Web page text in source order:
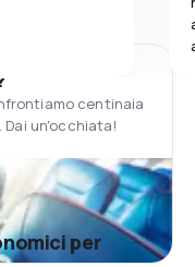
centinaia
un'occhiata!
per